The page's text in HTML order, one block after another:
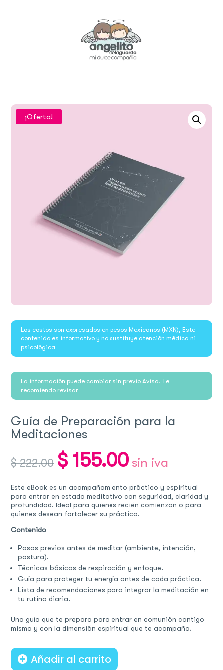
¡Oferta!
Los costos son expresados en pesos Mexicanos (MXN), Este
contenido es informativo y no sustituye atención médica ni
psicológica
La información puede cambiar sin previo Aviso. Te
recomiendo revisar
Guía de Preparación para la
Meditaciones
$222.00 Original
price
$ 222.00.
$155.00Current
price
$ 155.00.
sin iva
Este eBook es un acompañamiento práctico y espiritual
para entrar en estado meditativo con seguridad, claridad y
profundidad. Ideal para quienes recién comienzan o para
quienes desean fortalecer su práctica.
Contenido
Pasos previos antes de meditar (ambiente, intención,
postura).
Técnicas básicas de respiración y enfoque.
Guía para proteger tu energía antes de cada práctica.
Lista de recomendaciones para integrar la meditación en
tu rutina diaria.
Una guía que te prepara para entrar en comunión contigo
misma y con la dimensión espiritual que te acompaña.
Añadir al carrito